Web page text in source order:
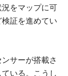
をマップに可
証を進めてい
サーが搭載さ
いる。こうし